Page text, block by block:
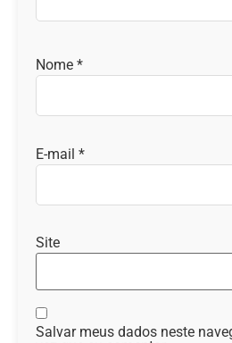
Nome *
E-mail *
Site
Salvar meus dados neste